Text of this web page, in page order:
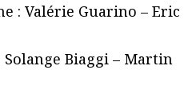
: Valérie Guarino – Eric
Biaggi – Martin